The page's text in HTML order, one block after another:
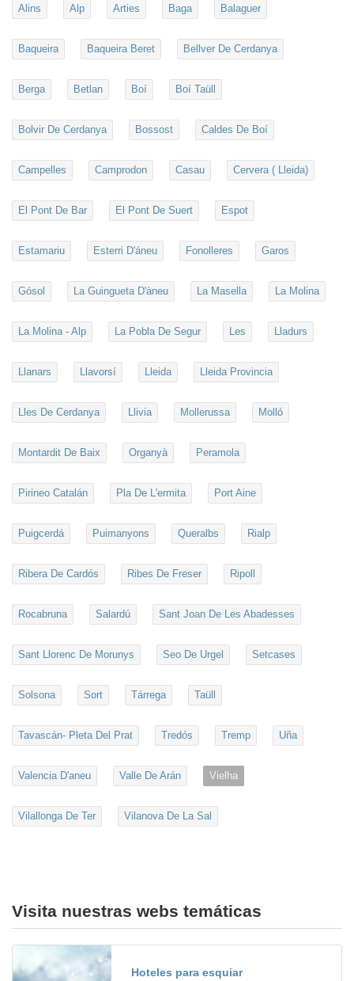
Alins Alp Arties Baga Balaguer
Baqueira Baqueira Beret Bellver De Cerdanya
Berga Betlan Boí Boí Taüll
Bolvir De Cerdanya Bossost Caldes De Boí
Campelles Camprodon Casau Cervera ( Lleida)
El Pont De Bar El Pont De Suert Espot
Estamariu Esterri D'áneu Fonolleres Garos
Gósol La Guingueta D'àneu La Masella La Molina
La Molina - Alp La Pobla De Segur Les Lladurs
Llanars Llavorsí Lleida Lleida Provincia
Lles De Cerdanya Llivia Mollerussa Molló
Montardit De Baix Organyà Peramola
Pirineo Catalán Pla De L'ermita Port Aine
Puigcerdá Puimanyons Queralbs Rialp
Ribera De Cardós Ribes De Freser Ripoll
Rocabruna Salardú Sant Joan De Les Abadesses
Sant Llorenc De Morunys Seo De Urgel Setcases
Solsona Sort Tárrega Taüll
Tavascán- Pleta Del Prat Tredós Tremp Uña
Valencia D'aneu Valle De Arán Vielha
Vilallonga De Ter Vilanova De La Sal
Visita nuestras webs temáticas
Hoteles para esquiar